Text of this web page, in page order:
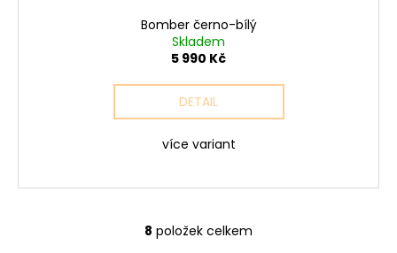
Bomber černo-bílý
Skladem
5 990 Kč
DETAIL
více variant
O
8 položek celkem